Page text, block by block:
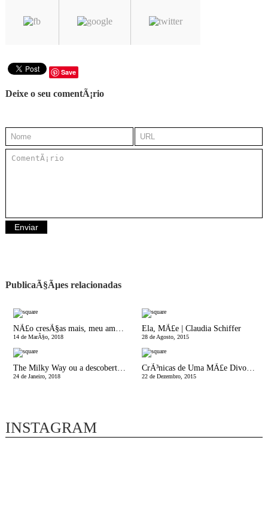
Save
Deixe o seu comentÃ¡rio
PublicaÃ§Ãµes relacionadas
14 de MarÃ§o, 2018
Ela, MÃ£e | Claudia Schiffer
28 de Agosto, 2015
The Milky Way ou a descoberta da amamentaÃ§Ã£o
24 de Janeiro, 2018
CrÃ³nicas de Uma MÃ£e Divorciada | O Natal Ã© quando o Homem quiser
22 de Dezembro, 2015
INSTAGRAM